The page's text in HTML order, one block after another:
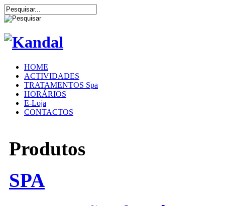
HOME
ACTIVIDADES
TRATAMENTOS Spa
HORÁRIOS
E-Loja
CONTACTOS
Produtos
SPA